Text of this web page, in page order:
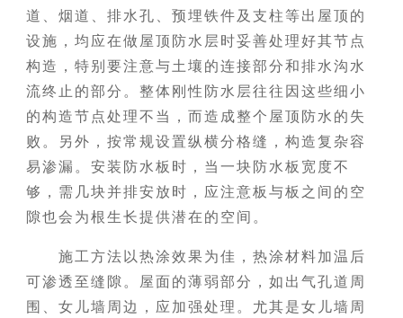
道、烟道、排水孔、预埋铁件及支柱等出屋顶的
设施，均应在做屋顶防水层时妥善处理好其节点
构造，特别要注意与土壤的连接部分和排水沟水
流终止的部分。整体刚性防水层往往因这些细小
的构造节点处理不当，而造成整个屋顶防水的失
败。另外，按常规设置纵横分格缝，构造复杂容
易渗漏。安装防水板时，当一块防水板宽度不
够，需几块并排安放时，应注意板与板之间的空
隙也会为根生长提供潜在的空间。
施工方法以热涂效果为佳，热涂材料加温后
可渗透至缝隙。屋面的薄弱部分，如出气孔道周
围、女儿墙周边，应加强处理。尤其是女儿墙周